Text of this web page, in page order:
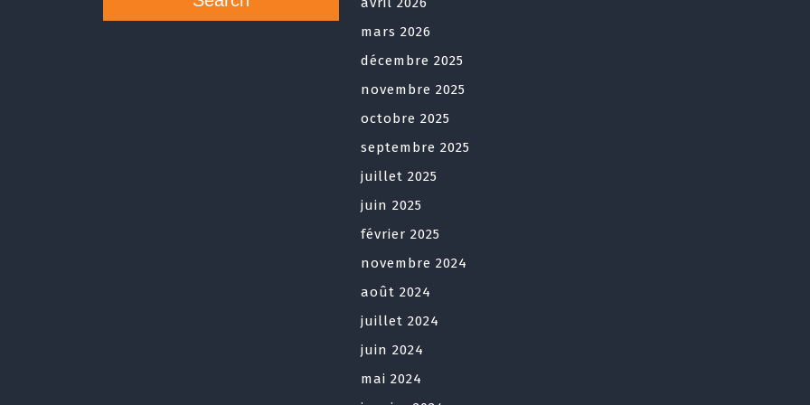
mars 2026
décembre 2025
novembre 2025
octobre 2025
septembre 2025
juillet 2025
juin 2025
février 2025
novembre 2024
août 2024
juillet 2024
juin 2024
mai 2024